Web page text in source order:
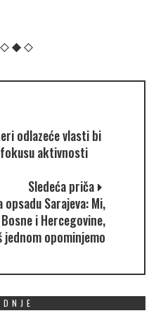
odlazeće vlasti bi
aktivnosti
Sledeća priča
Sarajeva: Mi,
i Hercegovine,
jednom opominjemo